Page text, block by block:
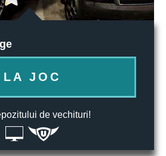
LA JOC
de vechituri!